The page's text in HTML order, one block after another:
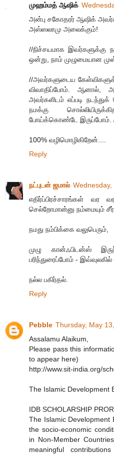
முஹம்மத் ஆஷிக்
அன்பு சகோதரர் ஆஷிக்
அஸ்ஸலாமு அலைக்கும்!
//நிச்சயமாக இவர்களுக்கு
ஒன்று, நாம் முழுமையான
//அவர்களுடைய
விவாதிப்போம். ஆனால்,
அவர்களிடம் எப்படி
நமக்கு
போய்க்கொண்டே இருப்போம்.
100% வழிமொழிகிறேன்....
Reply
நட்புடன் ஜமால்
எதிர்ப்பிரச்சாரங்கள் வர
செல்றோமான்னு நம்மையும்
நமது நம்பிக்கை வலுபெரும்,
முழு கான்ஃபிடன்ஸ்
பரிந்துரைப்போம் -
நல்ல பகிர்தல்.
Reply
Pebble Thursday, May
Assalamu Alaikum,
Please pass this
to appear here)
http://www.sit-india.org/
The Islamic Development
IDB SCHOLARSHIP
The Islamic Development
the socio-economic
in Non-Member
meaningful